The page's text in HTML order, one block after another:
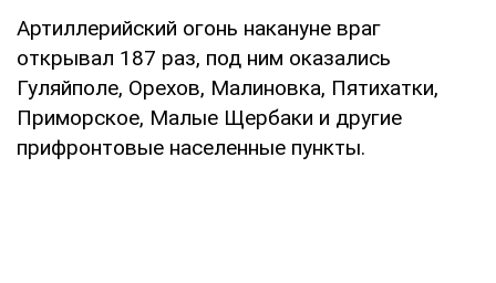
Артиллерийский огонь накануне враг
открывал 187 раз, под ним оказались
Гуляйполе, Орехов, Малиновка, Пятихатки,
Приморское, Малые Щербаки и другие
прифронтовые населенные пункты.